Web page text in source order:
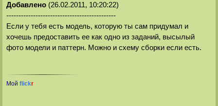
Добавлено(26.02.2011, 10:20:22)
---------------------------------------------
Если у тебя есть модель, которую ты сам придумал и
хочешь предоставить ее как одно из заданий, высылый
фото модели и паттерн. Можно и схему сборки если есть.
Мой flickr